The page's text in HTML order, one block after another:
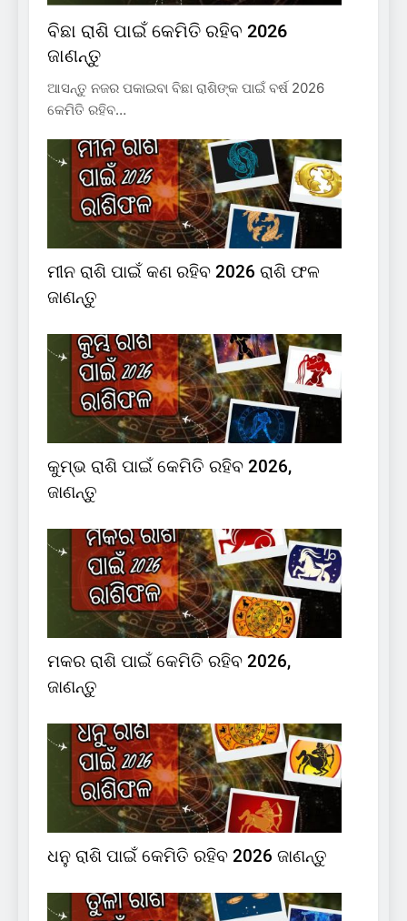
ବିଛା ରାଶି ପାଇଁ କେମିତି ରହିବ 2026
ଜାଣନ୍ତୁ
ଆସନ୍ତୁ ନଜର ପକାଇବା ବିଛା ରାଶିଙ୍କ ପାଇଁ ବର୍ଷ 2026
କେମିତି ରହିବ…
ମୀନ ରାଶି ପାଇଁ କଣ ରହିବ 2026 ରାଶି ଫଳ
ଜାଣନ୍ତୁ
କୁମ୍ଭ ରାଶି ପାଇଁ କେମିତି ରହିବ 2026,
ଜାଣନ୍ତୁ
ମକର ରାଶି ପାଇଁ କେମିତି ରହିବ 2026,
ଜାଣନ୍ତୁ
ଧନୁ ରାଶି ପାଇଁ କେମିତି ରହିବ 2026 ଜାଣନ୍ତୁ